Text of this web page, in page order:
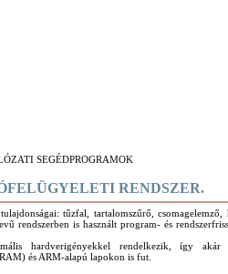
SEGÉDPROGRAMOK
RENDSZER.
tűzfal, tartalomszűrő, csomagelemző,
rendszerben is használt program- és
hardverigényekkel rendelkezik, így akár
és ARM-alapú lapokon is fut.